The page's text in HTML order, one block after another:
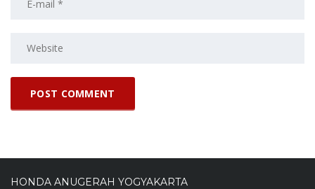
HONDA ANUGERAH YOGYAKARTA